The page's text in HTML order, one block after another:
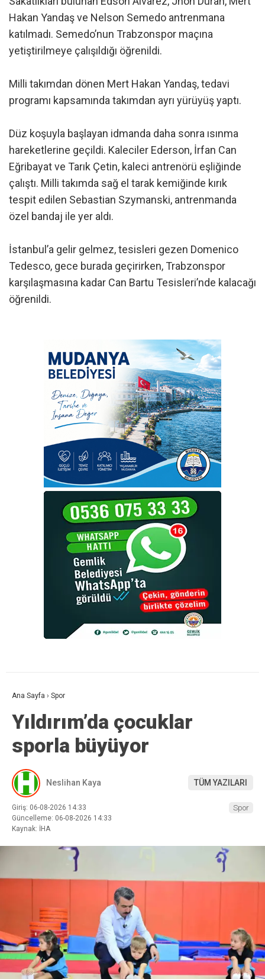
Hakan Yandaş ve Nelson Semedo antrenmana
katılmadı. Semedo’nun Trabzonspor maçına
yetiştirilmeye çalışıldığı öğrenildi.
Milli takımdan dönen Mert Hakan Yandaş, tedavi
programı kapsamında takımdan ayrı yürüyüş yaptı.
Düz koşuyla başlayan idmanda daha sonra ısınma
hareketlerine geçildi. Kaleciler Ederson, İrfan Can
Eğribayat ve Tarık Çetin, kaleci antrenörü eşliğinde
çalıştı. Milli takımda sağ el tarak kemiğinde kırık
tespit edilen Sebastian Szymanski, antrenmanda
özel bandaj ile yer aldı.
İstanbul’a gelir gelmez, tesisleri gezen Domenico
Tedesco, gece burada geçirirken, Trabzonspor
karşılaşmasına kadar Can Bartu Tesisleri’nde kalacağı
öğrenildi.
Ana Sayfa › Spor
Yıldırım’da çocuklar
sporla büyüyor
Neslihan Kaya TÜM YAZILARI
Giriş: 06-08-2026 14:33
Güncelleme: 06-08-2026 14:33
Kaynak: İHA
Spor